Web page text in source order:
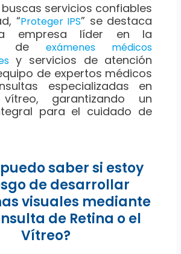
servicios confiables
“Proteger IPS” se destaca
empresa líder en la
deexámenes médicos
y servicios de atención
de expertos médicos
especializadas en
garantizando un
para el cuidado de
saber si estoy
de desarrollar
visuales mediante
de Retina o el
Vítreo?